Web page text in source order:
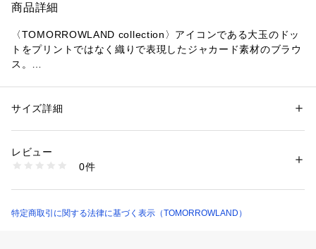
商品詳細
〈TOMORROWLAND collection〉アイコンである大玉のドッ
トをプリントではなく織りで表現したジャカード素材のブラウ
ス。
大胆なボリュームスリーブや胸下とアームの切り替え位置に寄
一枚ではもちろん、寒い時期にはタートルネックなどをインし
て着こなすのもおすすめ。
性別：レディース
素材：コットン75%　シルク25％
洗濯：洗濯不可、漂白不可、タンブル乾燥不可、アイロン仕上げ可、ドラ
イ可、ウエットクリーニング可
商品番号：1095000008193 （モール）
サイズ詳細
レビュー
0件
特定商取引に関する法律に基づく表示（TOMORROWLAND）